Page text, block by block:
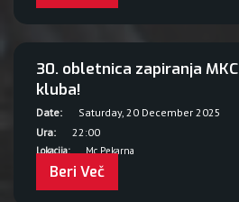
30. obletnica zapiranja MKC
kluba!
Date:
Saturday, 20 December 2025
Ura:
22:00
Lokacija: Mc Pekarna
Beri Več